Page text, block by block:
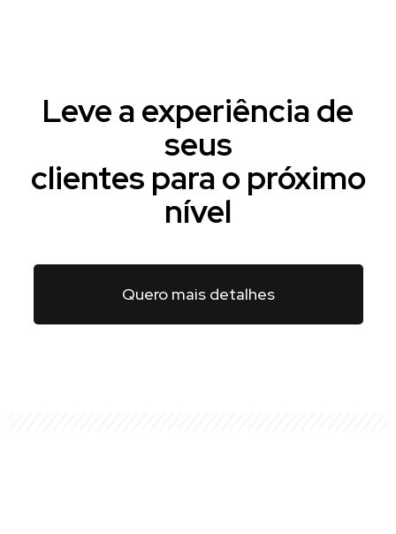
Leve a experiência de
seus
clientes para o próximo
nível
Quero mais detalhes